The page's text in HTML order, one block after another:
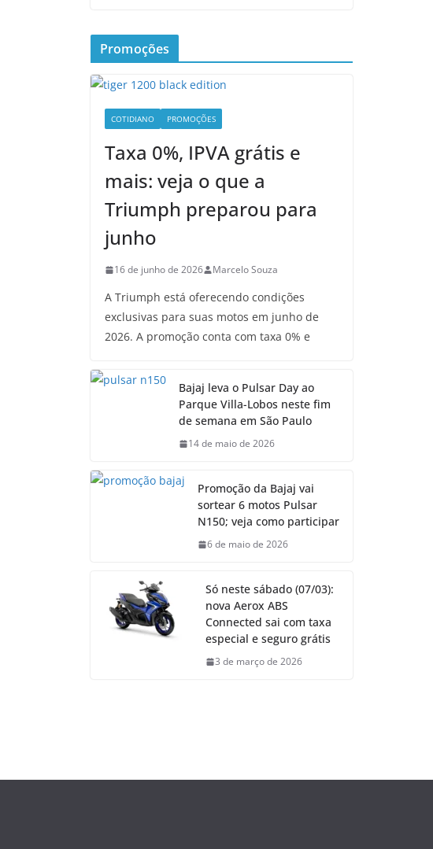
Promoções
COTIDIANO PROMOÇÕES
Taxa 0%, IPVA grátis e
mais: veja o que a
Triumph preparou para
junho
16 de junho de 2026 Marcelo Souza
A Triumph está oferecendo condições
exclusivas para suas motos em junho de
2026. A promoção conta com taxa 0% e
Bajaj leva o Pulsar Day ao
Parque Villa-Lobos neste fim
de semana em São Paulo
14 de maio de 2026
Promoção da Bajaj vai
sortear 6 motos Pulsar
N150; veja como participar
6 de maio de 2026
Só neste sábado (07/03):
nova Aerox ABS
Connected sai com taxa
especial e seguro grátis
3 de março de 2026